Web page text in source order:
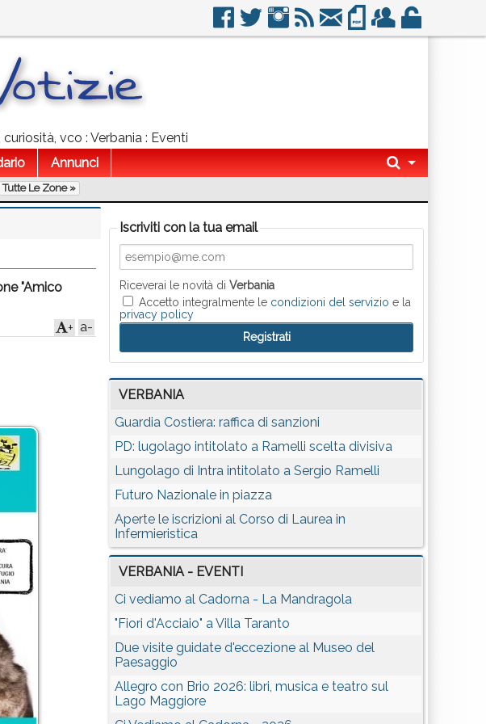
vco : Verbania : Eventi
Annunci
Tutte Le Zone »
"Amico
a-
+
Iscriviti con la tua email
Riceverai le novità diVerbania
Accetto integralmente le condizioni del servizio e la
privacy policy
VERBANIA
Guardia Costiera: raffica di sanzioni
PD: lugolago intitolato a Ramelli scelta divisiva
Lungolago di Intra intitolato a Sergio Ramelli
Futuro Nazionale in piazza
Aperte le iscrizioni al Corso di Laurea in
Infermieristica
VERBANIA - EVENTI
Ci vediamo al Cadorna - La Mandragola
"Fiori d'Acciaio" a Villa Taranto
Due visite guidate d'eccezione al Museo del
Paesaggio
Allegro con Brio 2026: libri, musica e teatro sul
Lago Maggiore